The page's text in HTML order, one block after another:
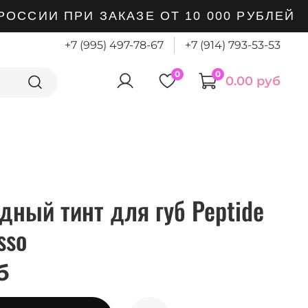
ПРИ ЗАКАЗЕ ОТ 10 000 РУБЛЕЙ
+7 (995) 497-78-67 +7 (914) 793-53-53
0 0 0.00 руб
тинт для губ Peptide